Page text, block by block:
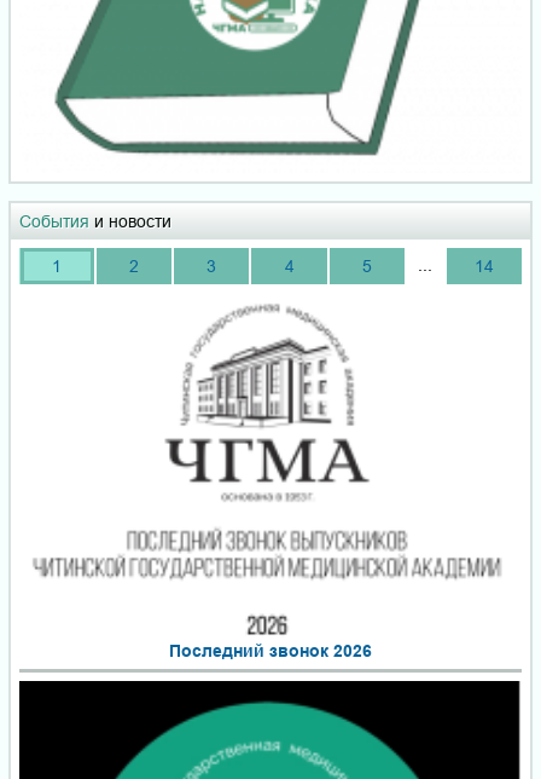
События и новости
1 2 3 4 5 14
Последний звонок 2026